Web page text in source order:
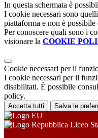
In questa schermata è
I cookie necessari sono
piattaforma e non è
Per conoscere quali sono i
visionare la COOKIE
Cookie necessari per il
I cookie necessari per il
disabilitati. È possibile
policy.
Accetta tutti Salva le
Liceo